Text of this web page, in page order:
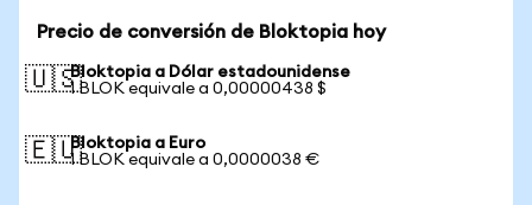
Precio de conversión de Bloktopia hoy
🇺🇸Bloktopia a Dólar estadounidense
1 BLOK equivale a 0,00000438 $
🇪🇺Bloktopia a Euro
1 BLOK equivale a 0,0000038 €